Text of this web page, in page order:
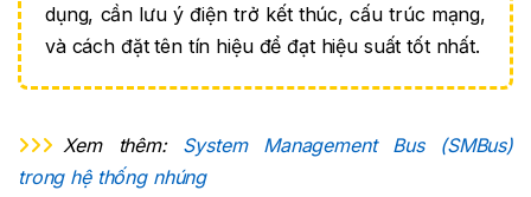
dụng, cần lưu ý điện trở kết thúc, cấu trúc mạng,
và cách đặt tên tín hiệu để đạt hiệu suất tốt nhất.
Xem thêm: System Management Bus (SMBus)
trong hệ thống nhúng